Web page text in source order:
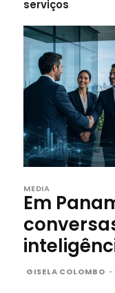
serviços
MEDIA
Em
GISELA COLOMBO -